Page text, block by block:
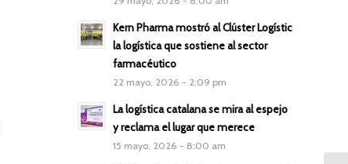
Kern Pharma mostró al Clúster Logístic
la logística que sostiene al sector
farmacéutico
22 mayo, 2026 - 2:09 pm
La logística catalana se mira al espejo
y reclama el lugar que merece
15 mayo, 2026 - 8:00 am